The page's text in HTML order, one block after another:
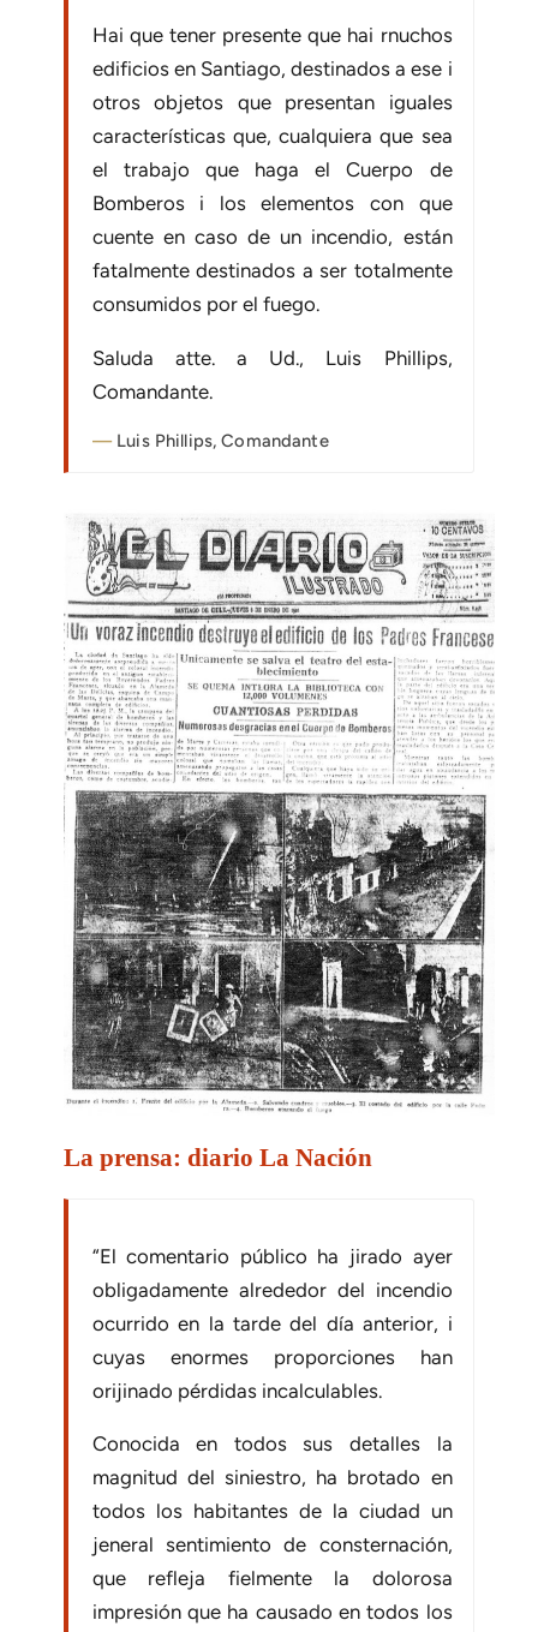
Hai que tener presente que hai rnuchos
edificios en Santiago, destinados a ese i
otros objetos que presentan iguales
características que, cualquiera que sea
el trabajo que haga el Cuerpo de
Bomberos i los elementos con que
cuente en caso de un incendio, están
fatalmente destinados a ser totalmente
consumidos por el fuego.
Saluda atte. a Ud., Luis Phillips,
Comandante.
Luis Phillips, Comandante
La prensa: diario La Nación
“El comentario público ha jirado ayer
obligadamente alrededor del incendio
ocurrido en la tarde del día anterior, i
cuyas enormes proporciones han
orijinado pérdidas incalculables.
Conocida en todos sus detalles la
magnitud del siniestro, ha brotado en
todos los habitantes de la ciudad un
jeneral sentimiento de consternación,
que refleja fielmente la dolorosa
impresión que ha causado en todos los